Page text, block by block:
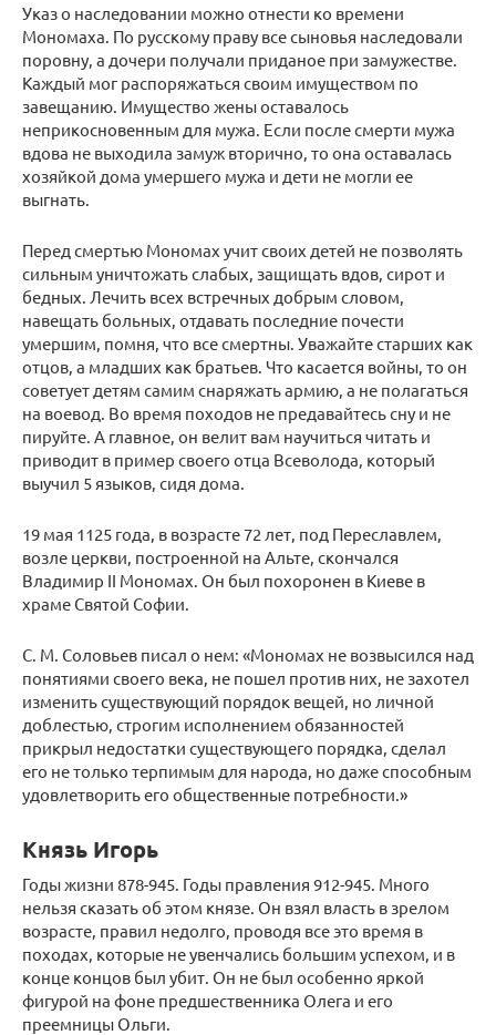
Указ о наследовании можно отнести ко времени
Мономаха. По русскому праву все сыновья наследовали
поровну, а дочери получали приданое при замужестве.
Каждый мог распоряжаться своим имуществом по
завещанию. Имущество жены оставалось
неприкосновенным для мужа. Если после смерти мужа
вдова не выходила замуж вторично, то она оставалась
хозяйкой дома умершего мужа и дети не могли ее
выгнать.
Перед смертью Мономах учит своих детей не позволять
сильным уничтожать слабых, защищать вдов, сирот и
бедных. Лечить всех встречных добрым словом,
навещать больных, отдавать последние почести
умершим, помня, что все смертны. Уважайте старших как
отцов, а младших как братьев. Что касается войны, то он
советует детям самим снаряжать армию, а не полагаться
на воевод. Во время походов не предавайтесь сну и не
пируйте. А главное, он велит вам научиться читать и
приводит в пример своего отца Всеволода, который
выучил 5 языков, сидя дома.
19 мая 1125 года, в возрасте 72 лет, под Переславлем,
возле церкви, построенной на Альте, скончался
Владимир II Мономах. Он был похоронен в Киеве в
храме Святой Софии.
С. М. Соловьев писал о нем: «Мономах не возвысился над
понятиями своего века, не пошел против них, не захотел
изменить существующий порядок вещей, но личной
доблестью, строгим исполнением обязанностей
прикрыл недостатки существующего порядка, сделал
его не только терпимым для народа, но даже способным
удовлетворить его общественные потребности.»
Князь Игорь
Годы жизни 878-945. Годы правления 912-945. Много
нельзя сказать об этом князе. Он взял власть в зрелом
возрасте, правил недолго, проводя все это время в
походах, которые не увенчались большим успехом, и в
конце концов был убит. Он не был особенно яркой
фигурой на фоне предшественника Олега и его
преемницы Ольги.